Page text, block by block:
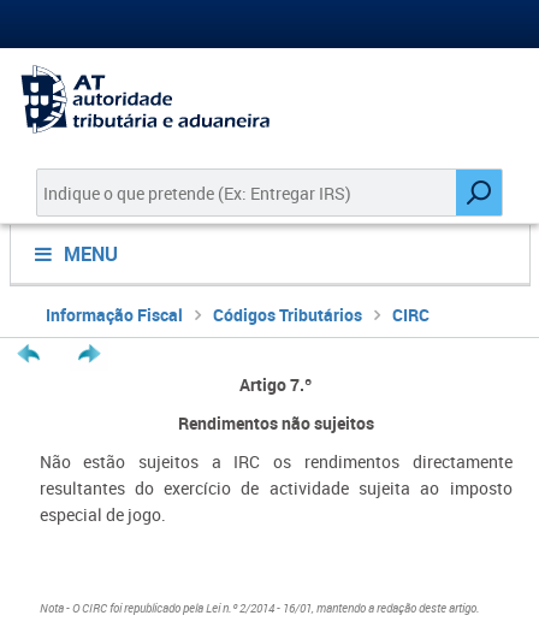
MENU
Informação Fiscal Códigos Tributários CIRC
Artigo 7.º
Rendimentos não sujeitos
Não estão sujeitos a IRC os rendimentos directamente
resultantes do exercício de actividade sujeita ao imposto
especial de jogo.
Nota - O CIRC foi republicado pela Lei n.º 2/2014 - 16/01, mantendo a redação deste artigo.